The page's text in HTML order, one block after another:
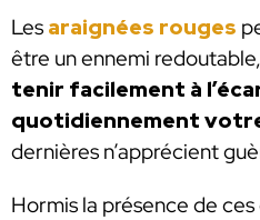
Les araignées rouges
être un ennemi
tenir facilement à
quotidiennement
dernières n’apprécient
Hormis la présence de